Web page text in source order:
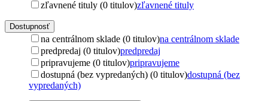
zľavnené tituly (0 titulov)zľavnené tituly
Dostupnosť
na centrálnom sklade (0 titulov)na centrálnom sklade
predpredaj (0 titulov)predpredaj
pripravujeme (0 titulov)pripravujeme
dostupná (bez vypredaných) (0 titulov)dostupná (bez
vypredaných)